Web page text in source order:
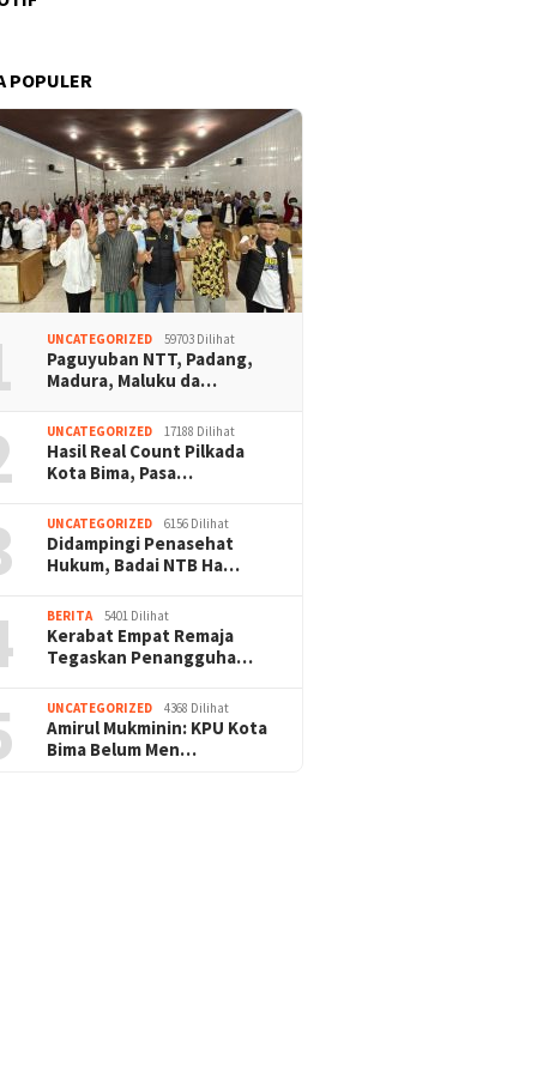
POPULER
UNCATEGORIZED 59703 Dilihat
Paguyuban NTT, Padang,
Madura, Maluku da…
UNCATEGORIZED 17188 Dilihat
Hasil Real Count Pilkada
Kota Bima, Pasa…
UNCATEGORIZED 6156 Dilihat
Didampingi Penasehat
Hukum, Badai NTB Ha…
BERITA 5401 Dilihat
Kerabat Empat Remaja
Tegaskan Penangguha…
UNCATEGORIZED 4368 Dilihat
Amirul Mukminin: KPU Kota
Bima Belum Men…